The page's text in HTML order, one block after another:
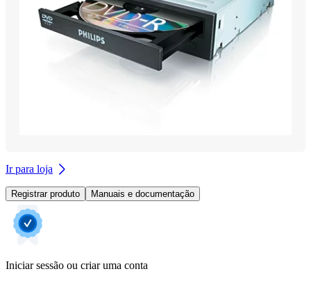
Ir para loja
Registrar produto Manuais e documentação
Iniciar sessão ou criar uma conta